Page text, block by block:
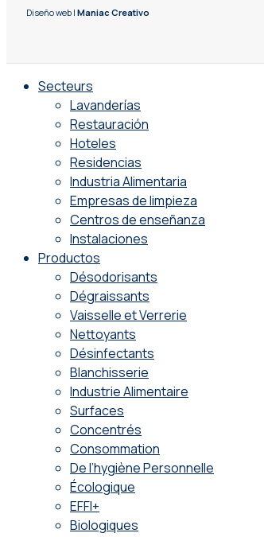
Diseño web | Maniac Creativo
Secteurs
Lavanderías
Restauración
Hoteles
Residencias
Industria Alimentaria
Empresas de limpieza
Centros de enseñanza
Instalaciones
Productos
Désodorisants
Dégraissants
Vaisselle et Verrerie
Nettoyants
Désinfectants
Blanchisserie
Industrie Alimentaire
Surfaces
Concentrés
Consommation
De l’hygiène Personnelle
Écologique
EFFI+
Biologiques